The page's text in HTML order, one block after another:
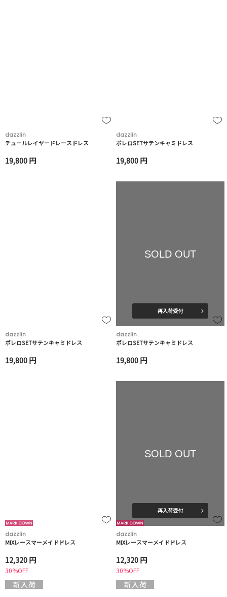
dazzlin
チュールレイヤードレースドレス
19,800 円
dazzlin
ボレロSETサテンキャミドレス
19,800 円
dazzlin
ボレロSETサテンキャミドレス
19,800 円
SOLD OUT
再入荷受付
dazzlin
ボレロSETサテンキャミドレス
19,800 円
dazzlin
MIXレースマーメイドドレス
12,320 円
30%OFF
SOLD OUT
再入荷受付
dazzlin
MIXレースマーメイドドレス
12,320 円
30%OFF